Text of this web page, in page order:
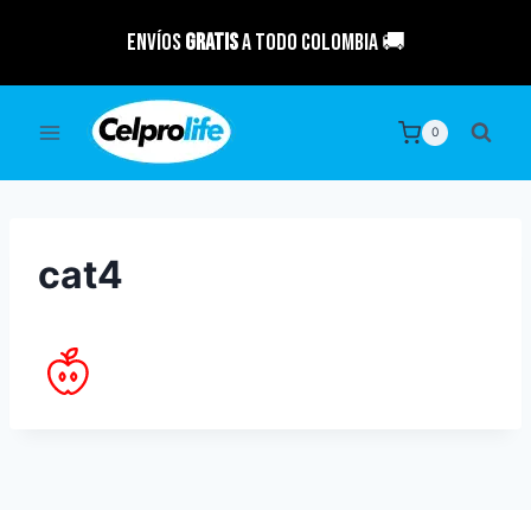
EnvíosGRATISa todo Colombia 🚚
0
cat4